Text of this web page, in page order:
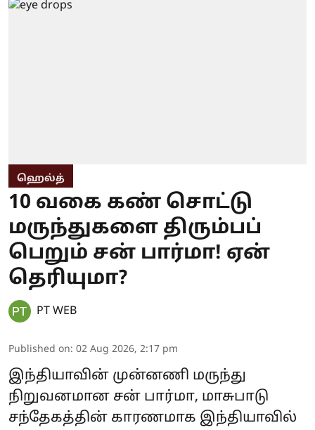
ஹெல்த்
10 வகை கண் சொட்டு
மருந்துகளை திரும்பப்
பெறும் சன் பார்மா! ஏன்
தெரியுமா?
PT WEB
Published on: 02 Aug 2026, 2:17 pm
இந்தியாவின் முன்னணி மருந்து
நிறுவனமான சன் பார்மா, மாசுபாடு
சந்தேகத்தின் காரணமாக இந்தியாவில்